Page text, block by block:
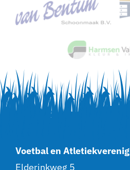
Voetbal en
Elderinkweg 5